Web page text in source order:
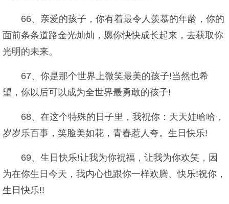
66、亲爱的孩子，你有着最令人羡慕的年龄，你的
面前条条道路金光灿灿，愿你快快成长起来，去获取你
光明的未来。
67、你是那个世界上微笑最美的孩子!当然也希
望，你以后可以成为全世界最勇敢的孩子!
68、在这个特殊的日子里，我祝你：天天娃哈哈，
岁岁乐百事，笑脸美如花，青春惹人夸。生日快乐!
69、生日快乐!让我为你祝福，让我为你欢笑，因
为在你生日今天，我内心也跟你一样欢腾、快乐!祝你，
生日快乐!!